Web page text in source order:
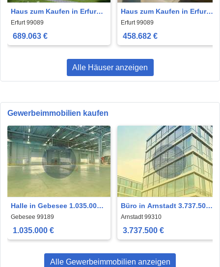
Haus zum Kaufen in Erfurt
689.063 € 190 m²
Erfurt 99089
689.063 €
Haus zum Kaufen in Erfurt
458.682 € 154 m²
Erfurt 99089
458.682 €
Alle Häuser anzeigen
Gewerbeimmobilien kaufen
Halle in Gebesee 1.035.000
€ 2300 m²
Gebesee 99189
1.035.000 €
Büro in Arnstadt 3.737.500
€ 1890.96 m²
Arnstadt 99310
3.737.500 €
Alle Gewerbeimmobilien anzeigen